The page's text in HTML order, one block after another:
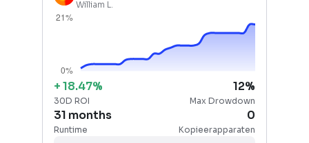
William L.
+18.47%
30D ROI
12%
Max Drowdown
31 months
Runtime
0
Kopieerapparaten